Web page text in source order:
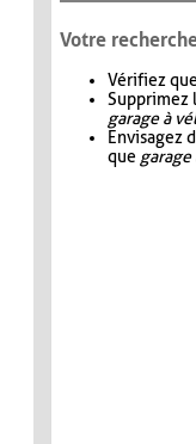
Votre
Vérifiez
Supprimez
garage à
Envisagez
que garage